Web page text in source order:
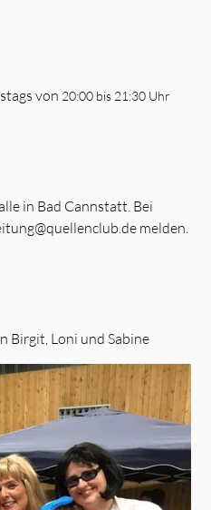
von 20:00 bis 21:30 Uhr
in Bad Cannstatt. Bei
melden.
Birgit, Loni und Sabine